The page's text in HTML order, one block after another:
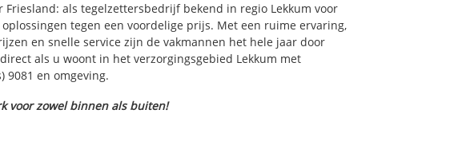
Friesland: als tegelzettersbedrijf bekend in regio Lekkum voor
tegen een voordelige prijs. Met een ruime ervaring,
en snelle service zijn de vakmannen het hele jaar door
als u woont in het verzorgingsgebied Lekkum met
9081 en omgeving.
voor zowel binnen als buiten!